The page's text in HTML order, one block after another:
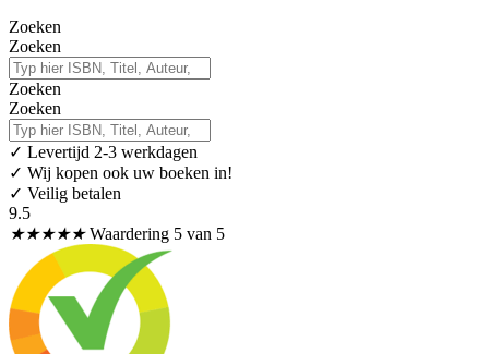
Zoeken
Zoeken
Zoeken
Zoeken
✓ Levertijd 2-3 werkdagen
✓ Wij kopen ook uw boeken in!
✓ Veilig betalen
9.5
★★★★★ Waardering 5 van 5